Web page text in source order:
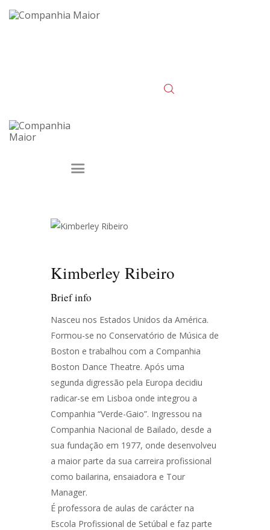
Kimberley Ribeiro
Brief info
Nasceu nos Estados Unidos da América.
Formou-se no Conservatório de Música de
Boston e trabalhou com a Companhia
Boston Dance Theatre. Após uma ​
segunda ​digressão pela Europa decidiu
radicar-se em Lisboa onde integrou a
Companhia “Verde-Gaio”. Ingressou na
Companhia Nacional de Bailado, desde a
sua fundação em 1977, onde desenvolveu
a maior parte da sua carreira profissional
como bailarina, ensaiadora e Tour
Manager. ​
É professora de aulas de carácter na
Escola Profissional de Setúbal​ e faz parte